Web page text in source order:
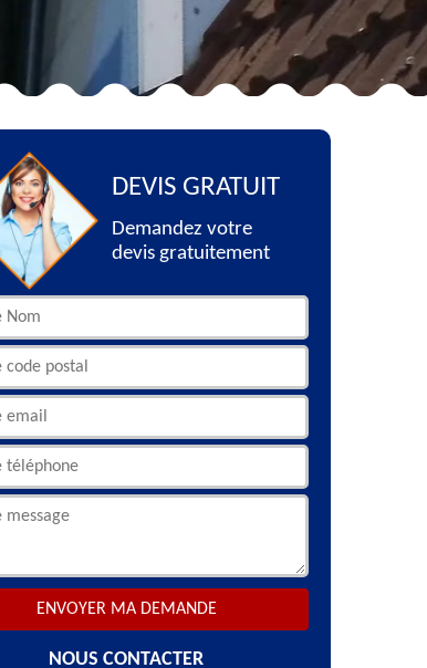
DEVIS GRATUIT
Demandez votre
devis gratuitement
NOUS CONTACTER